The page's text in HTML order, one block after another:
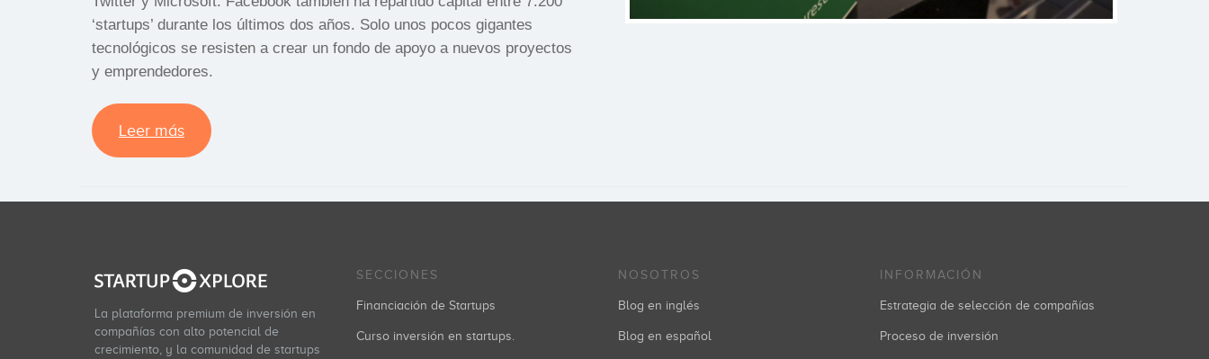
‘startups’ durante los últimos dos años. Solo unos pocos gigantes
tecnológicos se resisten a crear un fondo de apoyo a nuevos proyectos
y emprendedores.
Leer más
La plataforma premium de inversión en
compañías con alto potencial de
crecimiento, y la comunidad de startups
SECCIONES
Financiación de Startups
Curso inversión en startups.
NOSOTROS
Blog en inglés
Blog en español
INFORMACIÓN
Estrategia de selección de compañías
Proceso de inversión